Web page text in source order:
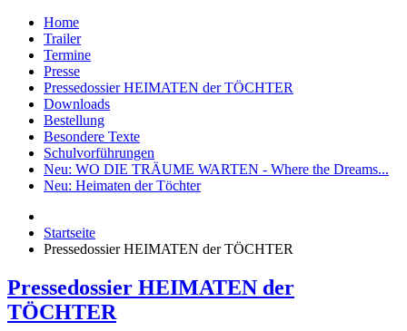
Home
Trailer
Termine
Presse
Pressedossier HEIMATEN der TÖCHTER
Downloads
Bestellung
Besondere Texte
Schulvorführungen
Neu: WO DIE TRÄUME WARTEN - Where the Dreams...
Neu: Heimaten der Töchter
Startseite
Pressedossier HEIMATEN der TÖCHTER
Pressedossier HEIMATEN der
TÖCHTER